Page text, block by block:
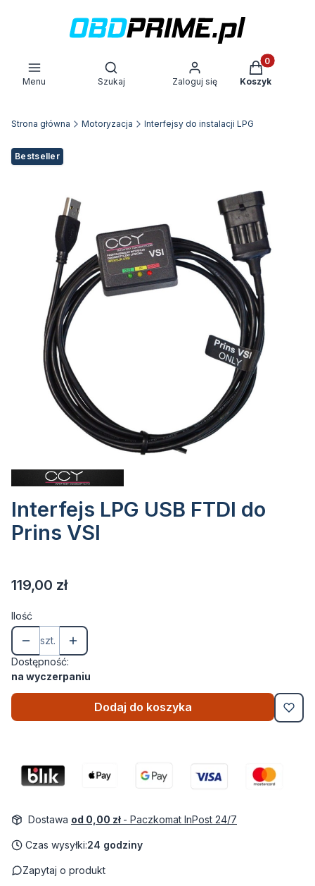
Menu
Otwórz wyszukiwarkę
Szukaj Zaloguj się
Produkty w
Koszyk
Strona główna Motoryzacja Interfejsy do instalacji LPG
Etykiety
Bestseller
Interfejs LPG USB FTDI do
Prins VSI
Cena
119,00 zł
Ilość
szt.
Dostępność:
na wyczerpaniu
Dodaj do koszyka
Dostawa od 0,00 zł - Paczkomat InPost 24/7
Czas wysyłki:24 godziny
Zapytaj o produkt